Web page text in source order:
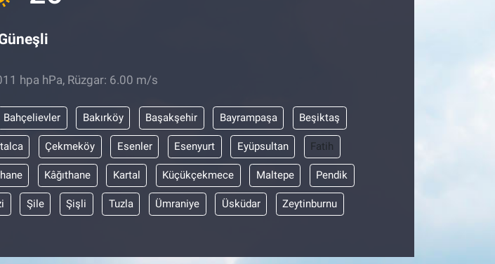
hpa hPa, Rüzgar: 6.00 m/s
Bahçelievler Bakırköy Başakşehir Bayrampaşa Beşiktaş
Çekmeköy Esenler Esenyurt Eyüpsultan Fatih
Kâğıthane Kartal Küçükçekmece Maltepe Pendik
Şile Şişli Tuzla Ümraniye Üsküdar Zeytinburnu